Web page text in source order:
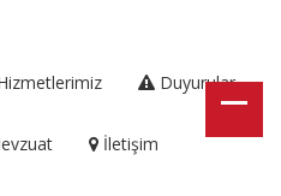
Duyurular
İletişim